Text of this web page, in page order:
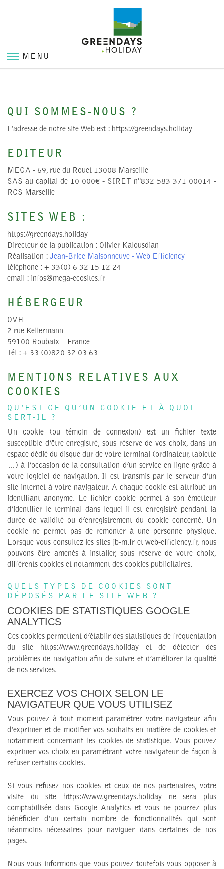
Green Days : et le tourisme devient durable
MENU
QUI SOMMES-NOUS ?
L’adresse de notre site Web est : https://greendays.holiday
EDITEUR
MEGA - 69, rue du Rouet 13008 Marseille
SAS au capital de 10 000€ - SIRET n°832 583 371 00014 -
RCS Marseille
SITES WEB :
https://greendays.holiday
Directeur de la publication : Olivier Kalousdian
Réalisation : Jean-Brice Maisonneuve - Web Efficiency
téléphone : + 33(0) 6 32 15 12 24
email : infos@mega-ecosites.fr
HÉBERGEUR
OVH
2 rue Kellermann
59100 Roubaix – France
Tél : + 33 (0)820 32 03 63
MENTIONS RELATIVES AUX
COOKIES
QU’EST-CE QU’UN COOKIE ET À QUOI
SERT-IL ?
Un cookie (ou témoin de connexion) est un fichier texte
susceptible d’être enregistré, sous réserve de vos choix, dans un
espace dédié du disque dur de votre terminal (ordinateur, tablette
…) à l’occasion de la consultation d’un service en ligne grâce à
votre logiciel de navigation. Il est transmis par le serveur d’un
site internet à votre navigateur. A chaque cookie est attribué un
identifiant anonyme. Le fichier cookie permet à son émetteur
d’identifier le terminal dans lequel il est enregistré pendant la
durée de validité ou d’enregistrement du cookie concerné. Un
cookie ne permet pas de remonter à une personne physique.
Lorsque vous consultez les sites jb-m.fr et web-efficiency.fr, nous
pouvons être amenés à installer, sous réserve de votre choix,
différents cookies et notamment des cookies publicitaires.
QUELS TYPES DE COOKIES SONT
DÉPOSÉS PAR LE SITE WEB ?
COOKIES DE STATISTIQUES GOOGLE
ANALYTICS
Ces cookies permettent d’établir des statistiques de fréquentation
du site https://www.greendays.holiday et de détecter des
problèmes de navigation afin de suivre et d’améliorer la qualité
de nos services.
EXERCEZ VOS CHOIX SELON LE
NAVIGATEUR QUE VOUS UTILISEZ
Vous pouvez à tout moment paramétrer votre navigateur afin
d’exprimer et de modifier vos souhaits en matière de cookies et
notamment concernant les cookies de statistique. Vous pouvez
exprimer vos choix en paramétrant votre navigateur de façon à
refuser certains cookies.
Si vous refusez nos cookies et ceux de nos partenaires, votre
visite du site https://www.greendays.holiday ne sera plus
comptabilisée dans Google Analytics et vous ne pourrez plus
bénéficier d’un certain nombre de fonctionnalités qui sont
néanmoins nécessaires pour naviguer dans certaines de nos
pages.
Nous vous informons que vous pouvez toutefois vous opposer à